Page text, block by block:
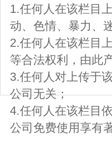
1.任何人在该栏目
动、色情、暴力、
2.任何人在该栏目
等合法权利，由此
3.任何人对上传于
公司无关；
4.任何人在该栏目
公司免费使用享有